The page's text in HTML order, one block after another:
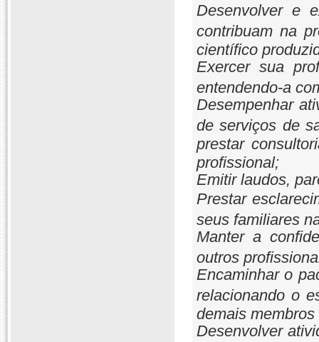
Desenvolver e
contribuam na
científico
Exercer sua
entendendo-a
Desempenhar
de serviços de
prestar
profissional;
Emitir laudos,
Prestar
seus familiares
Manter a
outros
Encaminhar o
relacionando o
demais
Desenvolver